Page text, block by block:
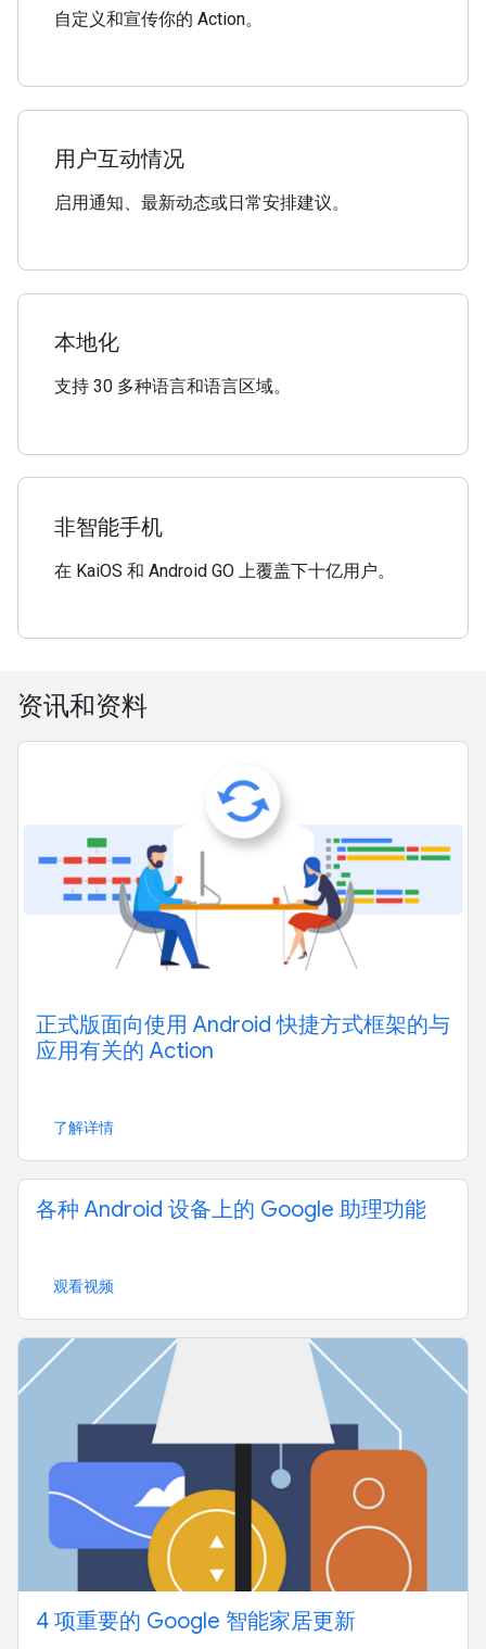
自定义和宣传你的 Action。
用户互动情况
启用通知、最新动态或日常安排建议。
本地化
支持 30 多种语言和语言区域。
非智能手机
在 KaiOS 和 Android GO 上覆盖下十亿用户。
资讯和资料
正式版面向使用 Android 快捷方式框架的与
应用有关的 Action
了解详情
各种 Android 设备上的 Google 助理功能
观看视频
4 项重要的 Google 智能家居更新